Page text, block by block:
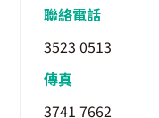
聯絡電話
3523 0513
傳真
3741 7662